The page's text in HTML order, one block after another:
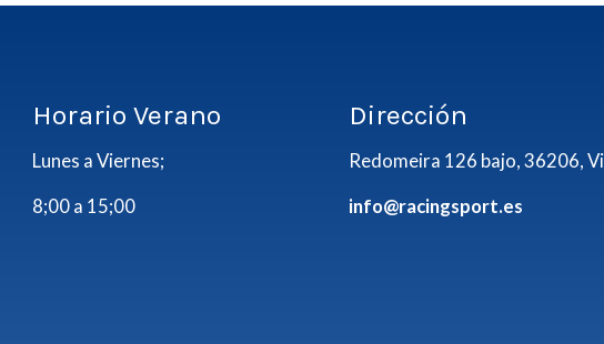
Horario Verano
Lunes a Viernes;
8;00 a 15;00
Dirección
Redomeira 126 bajo, 36206,
info@racingsport.es